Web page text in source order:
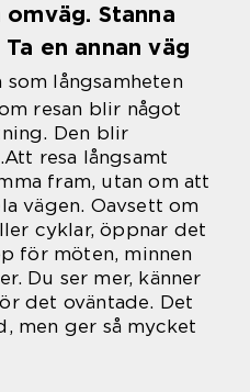
Stanna
en annan väg
långsamheten
resan blir något
Den blir
Att resa långsamt
fram, utan om att
vägen. Oavsett om
cyklar, öppnar det
för möten, minnen
Du ser mer, känner
det oväntade. Det
men ger så mycket